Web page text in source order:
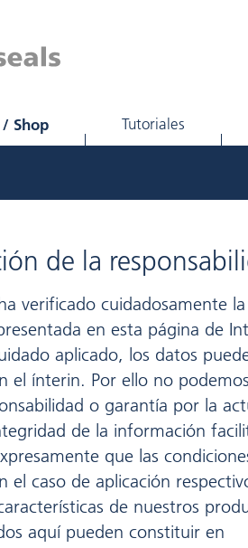
Shop Tutoriales
de la
verificado cuidadosamente la
en esta página de
aplicado, los datos
el ínterin. Por ello no
o garantía por la
de la información
que las
el caso de aplicación
de nuestros
aquí pueden constituir en